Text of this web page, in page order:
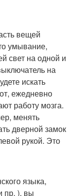
вещей
умывание,
свет на одной и
на
искать
ежедневно
работу мозга.
менять
дверной замок
рукой. Это
языка,
пр. ), вы